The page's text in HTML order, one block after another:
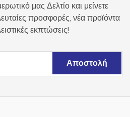
μας Δελτίο και μείνετε
προσφορές, νέα προϊόντα
εκπτώσεις!